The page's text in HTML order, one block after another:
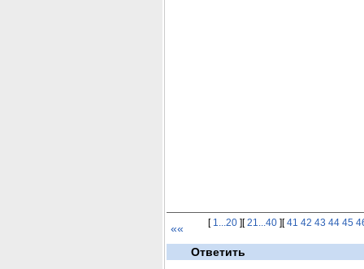
«« [ 1...20][21...40][41 42 43 44 45
Ответить